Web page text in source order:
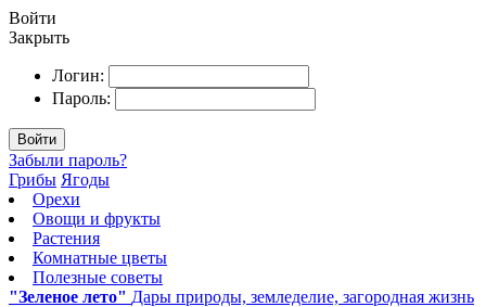
Войти
Закрыть
Логин:
Пароль:
Войти
Забыли пароль?
Грибы Ягоды
Орехи
Овощи и фрукты
Растения
Комнатные цветы
Полезные советы
"Зеленое лето" Дары природы, земледелие, загородная жизнь